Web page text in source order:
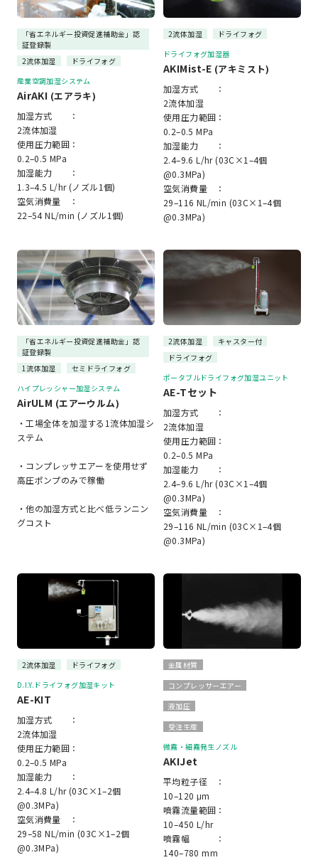
「省エネルギー投資促進補助金」認
証登録製
2流体加湿
ドライフォグ
産業空調加湿システム
AirAKI (エアラキ)
加湿方式 ：
2流体加湿
使用圧力範囲：
0.2–0.5 MPa
加湿能力 ：
1.3–4.5 L/hr (ノズル1個)
空気消費量 ：
22–54 NL/min (ノズル1個)
2流体加湿
ドライフォグ
ドライフォグ加湿器
AKIMist-E (アキミスト)
加湿方式 ：
2流体加湿
使用圧力範囲：
0.2–0.5 MPa
加湿能力 ：
2.4–9.6 L/hr (03C×1–4個
@0.3MPa)
空気消費量 ：
29–116 NL/min (03C×1–4個
@0.3MPa)
「省エネルギー投資促進補助金」認
証登録製
1流体加湿
セミドライフォグ
ハイプレッシャー加湿システム
AirULM (エアーウルム)
・工場全体を加湿する1流体加湿シ
ステム
・コンプレッサエアーを使用せず
高圧ポンプのみで稼働
・他の加湿方式と比べ低ランニン
グコスト
2流体加湿
キャスター付
ドライフォグ
ポータブルドライフォグ加湿ユニット
AE-Tセット
加湿方式 ：
2流体加湿
使用圧力範囲：
0.2–0.5 MPa
加湿能力 ：
2.4–9.6 L/hr (03C×1–4個
@0.3MPa)
空気消費量 ：
29–116 NL/min (03C×1–4個
@0.3MPa)
2流体加湿
ドライフォグ
D.I.Y.ドライフォグ加湿キット
AE-KIT
加湿方式 ：
2流体加湿
使用圧力範囲：
0.2–0.5 MPa
加湿能力 ：
2.4–4.8 L/hr (03C×1–2個
@0.3MPa)
空気消費量 ：
29–58 NL/min (03C×1–2個
@0.3MPa)
金属材質
コンプレッサーエアー
液加圧
受注生産
微霧・細霧発生ノズル
AKIJet
平均粒子径 ：
10–120 μm
噴霧流量範囲：
10–450 L/hr
噴霧幅 ：
140–780 mm